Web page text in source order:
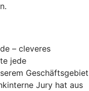
– cleveres
jede
Geschäftsgebiet
Jury hat aus